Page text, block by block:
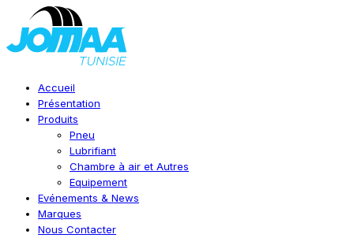
Accueil
Présentation
Produits
Pneu
Lubrifiant
Chambre à air et Autres
Equipement
Evénements & News
Marques
Nous Contacter